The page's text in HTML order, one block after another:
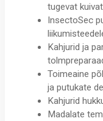
tugevat
InsectoSec
Kahjurid ja
Toimeaine
ja putukate
Kahjurid
Madalate